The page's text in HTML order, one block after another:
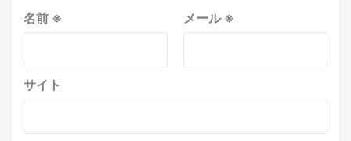
名前 ※ メール※
サイト